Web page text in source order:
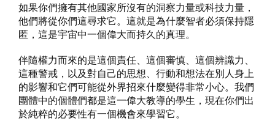
如果你們擁有其他國家所沒有的洞察力量或科技力量，
他們將從你們這尋求它。這就是為什麼智者必須保持隱
匿，這是宇宙中一個偉大而持久的真理。
伴隨權力而來的是這個責任、這個審慎、這個辨識力、
這種警戒，以及對自己的思想、行動和想法在別人身上
的影響和它們可能從外界招來什麼變得非常小心。我們
團體中的個體們都是這一偉大教導的學生，現在你們出
於純粹的必要性有一個機會來學習它。